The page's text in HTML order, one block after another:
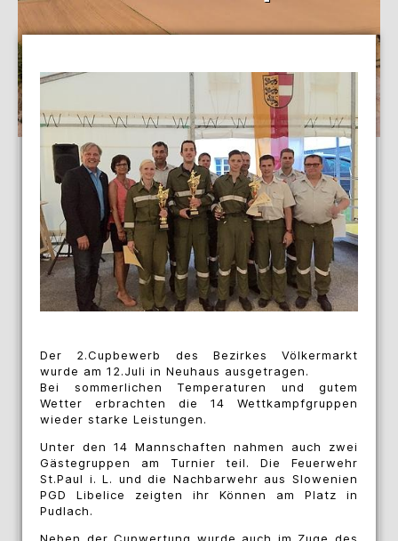
Der 2.Cupbewerb des Bezirkes Völkermarkt
wurde am 12.Juli in Neuhaus ausgetragen.
Bei sommerlichen Temperaturen und gutem
Wetter erbrachten die 14 Wettkampfgruppen
wieder starke Leistungen.
Unter den 14 Mannschaften nahmen auch zwei
Gästegruppen am Turnier teil. Die Feuerwehr
St.Paul i. L. und die Nachbarwehr aus Slowenien
PGD Libelice zeigten ihr Können am Platz in
Pudlach.
Neben der Cupwertung wurde auch im Zuge des